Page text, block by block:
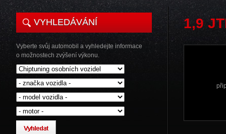
VYHLEDÁVÁNÍ
Vyberte svůj automobil a vyhledejte informace
o možnostech zvýšení výkonu.
1,9